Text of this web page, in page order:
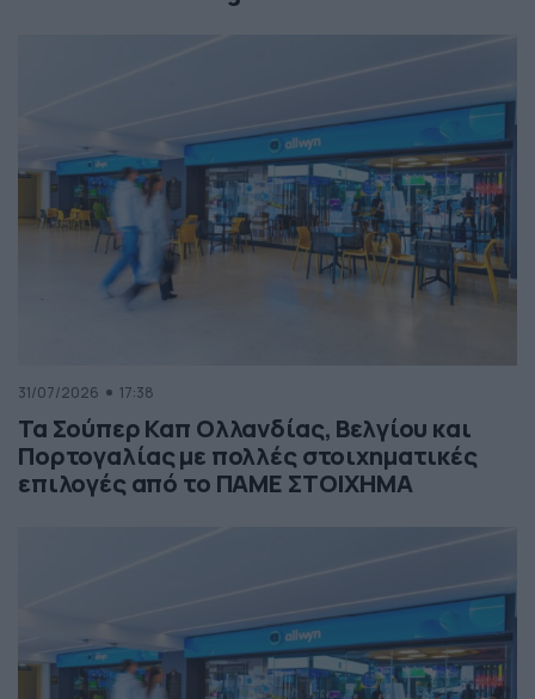
31/07/2026 17:38
Τα Σούπερ Καπ Ολλανδίας, Βελγίου και
Πορτογαλίας με πολλές στοιχηματικές
επιλογές από το ΠΑΜΕ ΣΤΟΙΧΗΜΑ